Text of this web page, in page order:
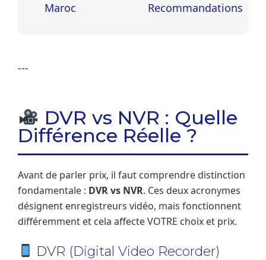
Maroc
Recommandations
---
DVR vs NVR : Quelle
Différence Réelle ?
Avant de parler prix, il faut comprendre distinction
fondamentale : DVR vs NVR. Ces deux acronymes
désignent enregistreurs vidéo, mais fonctionnent
différemment et cela affecte VOTRE choix et prix.
DVR (Digital Video Recorder)